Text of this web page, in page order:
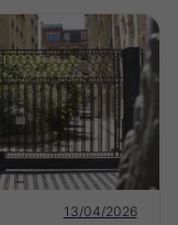
13/04/2026